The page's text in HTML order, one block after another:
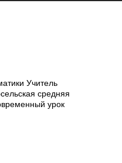
Учитель
средняя
урок